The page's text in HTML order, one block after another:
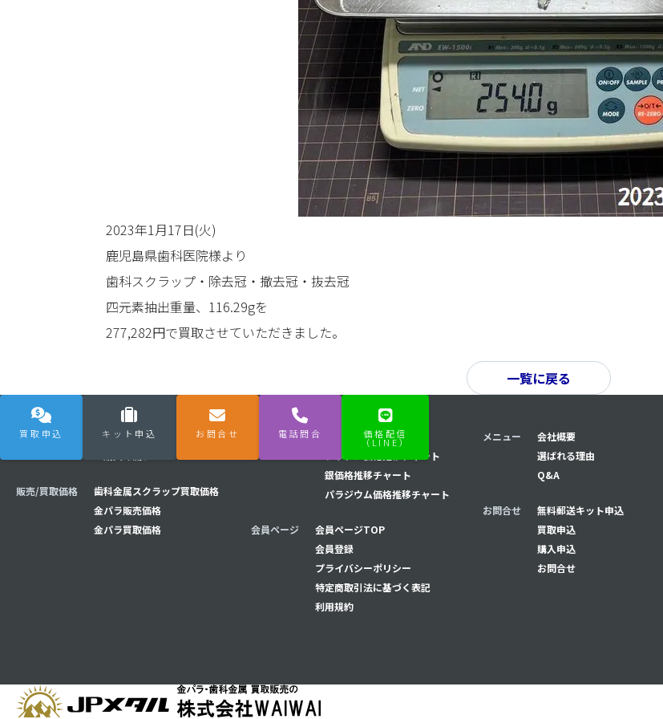
2023年1月17日(火)
鹿児島県歯科医院様より
歯科スクラップ・除去冠・撤去冠・抜去冠
四元素抽出重量、116.29gを
277,282円で買取させていただきました。
一覧に戻る
買取申込 キット申込 お問合せ 電話問合 価格配信
（LINE）
購入/買取の流れ
買取の流れ
販売/買取価格
歯科金属スクラップ買取価格
金パラ販売価格
金パラ買取価格
相場チャート
金価格推移チャート
プラチナ価格推移チャート
銀価格推移チャート
パラジウム価格推移チャート
会員ページ
会員ページTOP
会員登録
プライバシーポリシー
特定商取引法に基づく表記
利用規約
メニュー
会社概要
選ばれる理由
Q&A
お問合せ
無料郵送キット申込
買取申込
購入申込
お問合せ